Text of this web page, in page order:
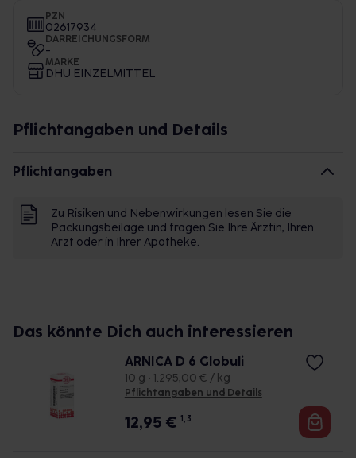
PZN
02617934
DARREICHUNGSFORM
-
MARKE
DHU EINZELMITTEL
Pflichtangaben und Details
Pflichtangaben
Zu Risiken und Nebenwirkungen lesen Sie die
Packungsbeilage und fragen Sie Ihre Ärztin, Ihren
Arzt oder in Ihrer Apotheke.
Das könnte Dich auch interessieren
ARNICA D 6 Globuli
10 g • 1.295,00 € / kg
Pflichtangaben und Details
12,95 € 1, 3